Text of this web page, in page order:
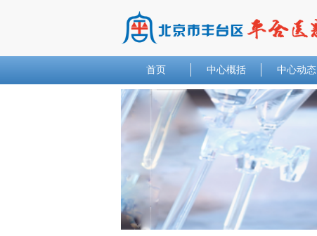
首页 中心概括 中心动态